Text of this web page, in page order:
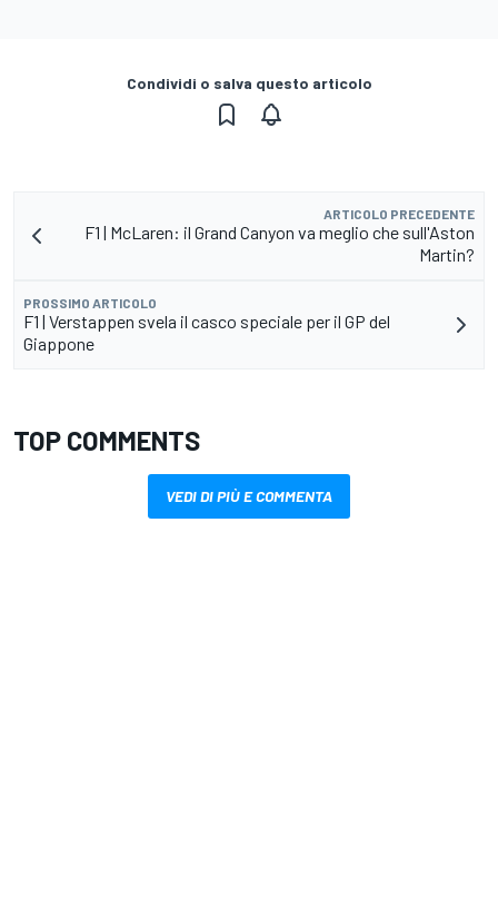
Condividi o salva questo articolo
ARTICOLO PRECEDENTE
F1 | McLaren: il Grand Canyon va meglio che sull'Aston
Martin?
PROSSIMO ARTICOLO
F1 | Verstappen svela il casco speciale per il GP del
Giappone
TOP COMMENTS
VEDI DI PIÙ E COMMENTA